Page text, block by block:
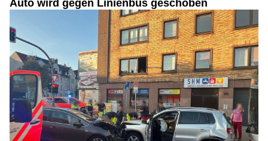
Auto wird gegen Linienbus geschoben